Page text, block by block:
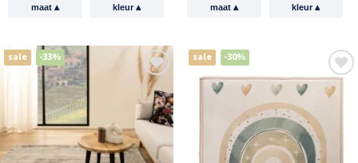
maat ▴ kleur▴ maat ▴ kleur▴
sale -33% sale -30%